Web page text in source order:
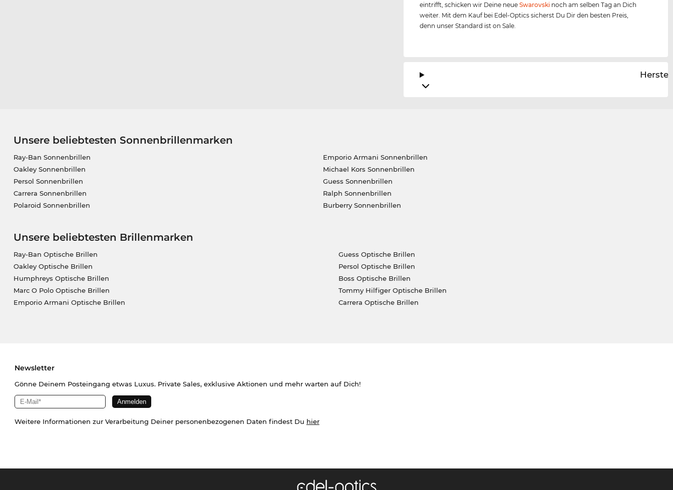
eintrifft, schicken wir Deine neueSwarovski noch am selben Tag an Dich
weiter. Mit dem Kauf bei Edel-Optics sicherst Du Dir den besten Preis,
denn unser Standard ist on Sale.
Unsere beliebtesten Sonnenbrillenmarken
Ray-Ban Sonnenbrillen
Oakley Sonnenbrillen
Persol Sonnenbrillen
Carrera Sonnenbrillen
Polaroid Sonnenbrillen
Emporio Armani Sonnenbrillen
Michael Kors Sonnenbrillen
Guess Sonnenbrillen
Ralph Sonnenbrillen
Burberry Sonnenbrillen
Unsere beliebtesten Brillenmarken
Ray-Ban Optische Brillen
Oakley Optische Brillen
Humphreys Optische Brillen
Marc O Polo Optische Brillen
Emporio Armani Optische Brillen
Guess Optische Brillen
Persol Optische Brillen
Boss Optische Brillen
Tommy Hilfiger Optische Brillen
Carrera Optische Brillen
Newsletter
Gönne Deinem Posteingang etwas Luxus. Private Sales, exklusive Aktionen und mehr warten auf Dich!
Weitere Informationen zur Verarbeitung Deiner personenbezogenen Daten findest Du hier